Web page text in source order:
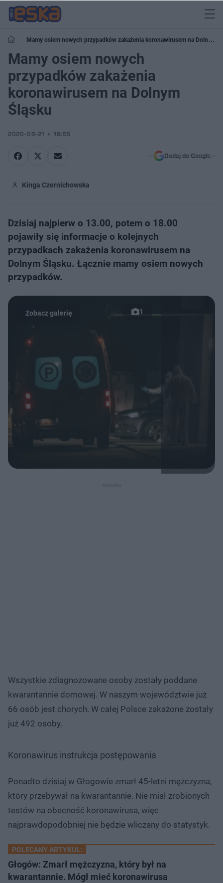
Mamy osiem nowych przypadków zakażenia koronawirusem na Dolnym
Śląsku
Mamy osiem nowych
przypadków zakażenia
koronawirusem na Dolnym
Śląsku
2020-03-21 18:55
Dodaj do Google
Kinga Czernichowska
Dzisiaj najpierw o 13.00, potem o 18.00
pojawiły się informacje o kolejnych
przypadkach zakażenia koronawirusem na
Dolnym Śląsku. Łącznie mamy osiem nowych
przypadków.
1
Wszystkie zdiagnozowane osoby zostały poddane
kwarantannie domowej. W naszym województwie już
66 osób jest chorych. W całej Polsce zakażone zostały
już 492 osoby.
Koronawirus instrukcja postępowania
Ponadto dzisiaj w Głogowie zmarł 45-letni mężczyzna,
który przebywał na kwarantannie. Nie miał zrobionych
testów na obecność koronawirusa, więc
najprawdopodobniej nie będzie wliczany do statystyk.
POLECANY ARTYKUŁ:
Głogów: Zmarł mężczyzna, który był na
kwarantannie. Mógł mieć koronawirusa